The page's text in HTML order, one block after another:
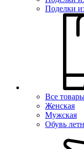
Поделки
Все
Женская
Мужская
Обувь